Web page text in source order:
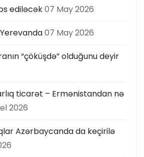
ediləcək07 May 2026
07 May 2026
“çöküşdə” olduğunu deyir
ticarət – Ermənistandan nə
2026
Azərbaycanda da keçirilə